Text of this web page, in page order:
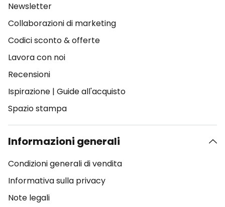
Newsletter
Collaborazioni di marketing
Codici sconto & offerte
Lavora con noi
Recensioni
Ispirazione | Guide all'acquisto
Spazio stampa
Informazioni generali
Condizioni generali di vendita
Informativa sulla privacy
Note legali